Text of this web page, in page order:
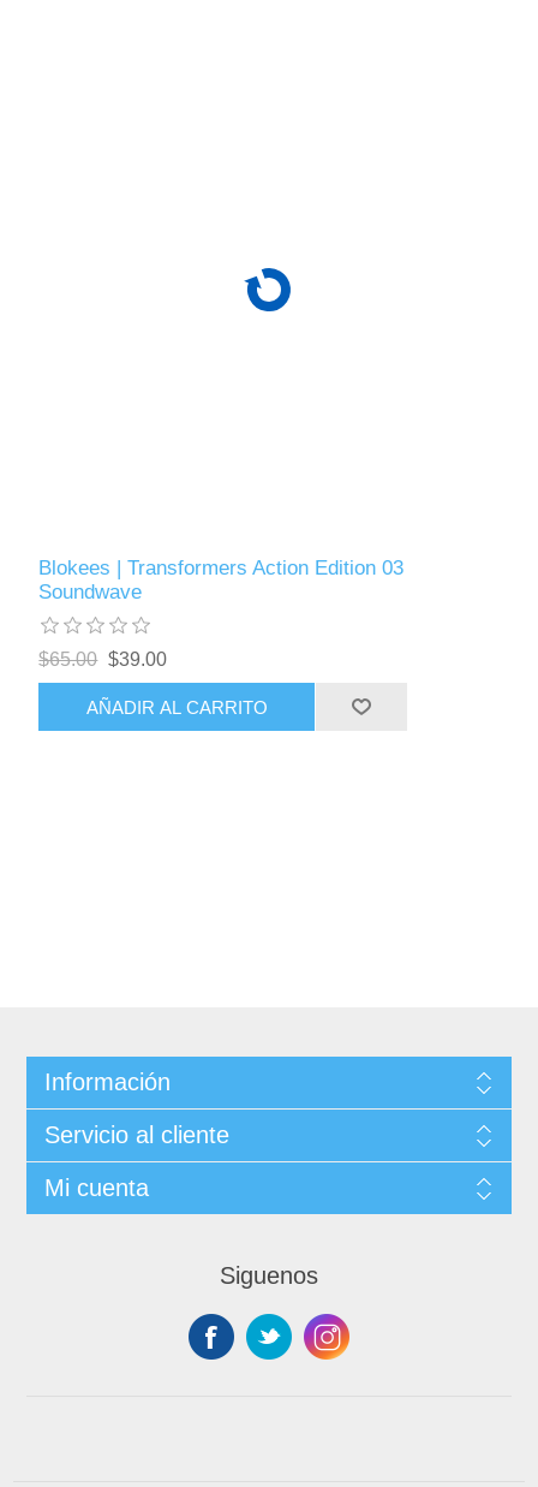
Blokees | Transformers Action Edition 03
Soundwave
$65.00 $39.00
AÑADIR AL CARRITO
Información
Servicio al cliente
Mi cuenta
Siguenos